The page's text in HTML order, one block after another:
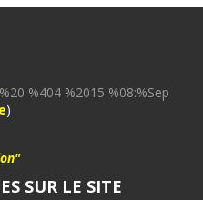
%404 %2015 %08:%Sep
)
SUR LE SITE